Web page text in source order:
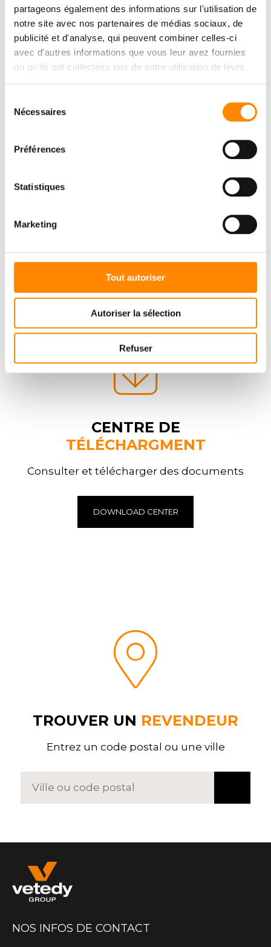
partageons également des informations sur l'utilisation de
notre site avec nos partenaires de médias sociaux, de
publicité et d'analyse, qui peuvent combiner celles-ci
avec d'autres informations que vous leur avez fournies
ou qu'ils ont collectées lors de votre utilisation de leurs
Nécessaires
Préférences
Statistiques
Marketing
Tout autoriser
Autoriser la sélection
Refuser
CENTRE DE
TÉLÉCHARGMENT
Consulter et télécharger des documents
DOWNLOAD CENTER
TROUVER UN REVENDEUR
Entrez un code postal ou une ville
NOS INFOS DE CONTACT